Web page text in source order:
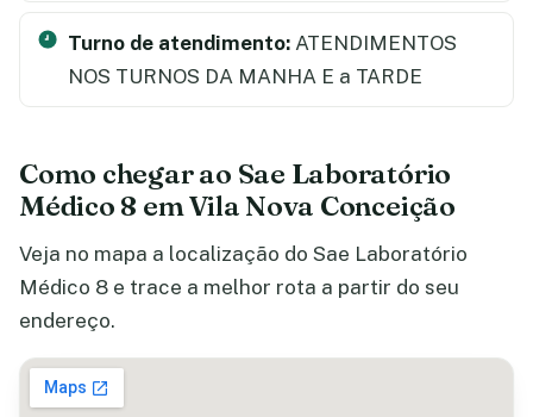
Turno de atendimento: ATENDIMENTOS
NOS TURNOS DA MANHA E a TARDE
Como chegar ao Sae Laboratório
Médico 8 em Vila Nova Conceição
Veja no mapa a localização do Sae Laboratório
Médico 8 e trace a melhor rota a partir do seu
endereço.